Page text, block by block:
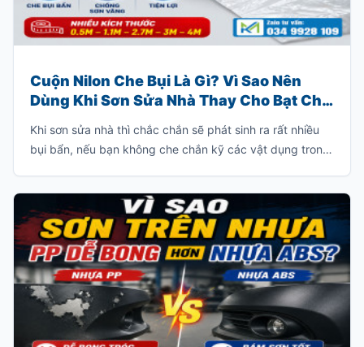
Cuộn Nilon Che Bụi Là Gì? Vì Sao Nên
Dùng Khi Sơn Sửa Nhà Thay Cho Bạt Che
Truyền Thống?
Khi sơn sửa nhà thì chắc chắn sẽ phát sinh ra rất nhiều
bụi bẩn, nếu bạn không che chắn kỹ các vật dụng trong